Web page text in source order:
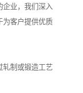
企业，我们深入
为客户提供优质
轧制或锻造工艺